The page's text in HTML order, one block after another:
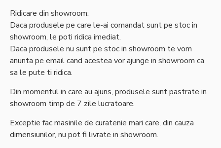
Ridicare din showroom:
Daca produsele pe care le-ai comandat sunt pe stoc in
showroom, le poti ridica imediat.
Daca produsele nu sunt pe stoc in showroom te vom
anunta pe email cand acestea vor ajunge in showroom ca
sa le pute ti ridica.
Din momentul in care au ajuns, produsele sunt pastrate in
showroom timp de 7 zile lucratoare.
Exceptie fac masinile de curatenie mari care, din cauza
dimensiunilor, nu pot fi livrate in showroom.